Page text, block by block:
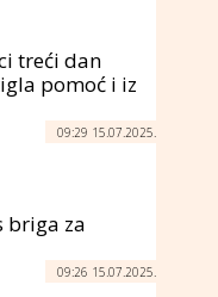
treći dan
pomoć i iz
09:29 15.07.2025.
briga za
09:26 15.07.2025.